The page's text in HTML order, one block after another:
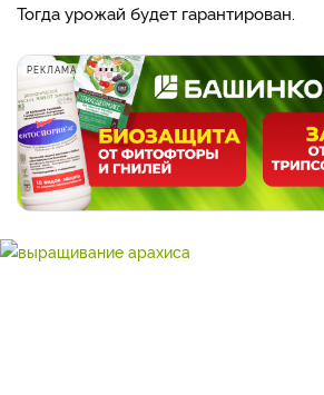
Тогда урожай будет гарантирован.
РЕКЛАМА